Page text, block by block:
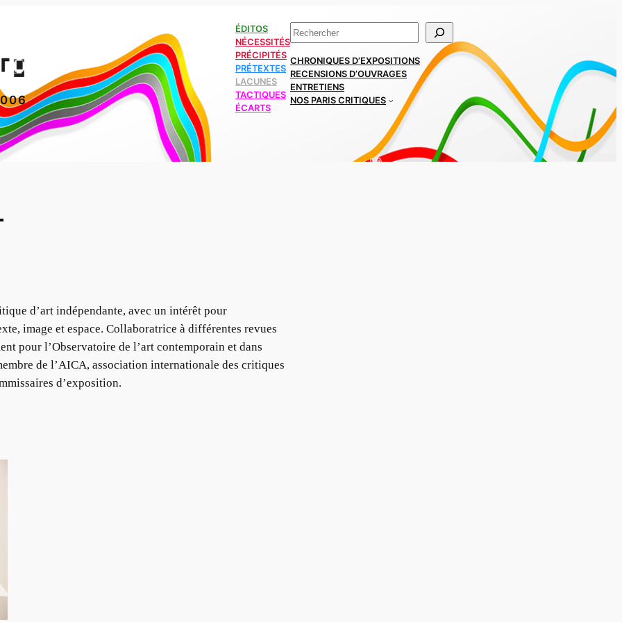
ÉDITOS
NÉCESSITÉS
PRÉCIPITÉS
PRÉTEXTES
LACUNES
TACTIQUES
ÉCARTS
Rechercher
CHRONIQUES D’EXPOSITIONS
RECENSIONS D’OUVRAGES
ENTRETIENS
NOS PARIS CRITIQUES
d’art indépendante, avec un intérêt pour
image et espace. Collaboratrice à différentes revues
pour l’Observatoire de l’art contemporain et dans
de l’AICA, association internationale des critiques
d’exposition.